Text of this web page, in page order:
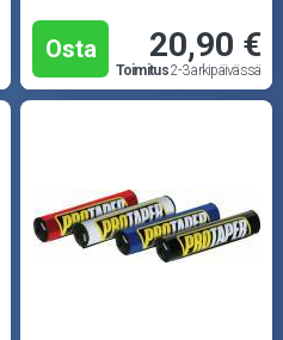
Osta 20,90 €
Toimitus2-3 arkipäivässä